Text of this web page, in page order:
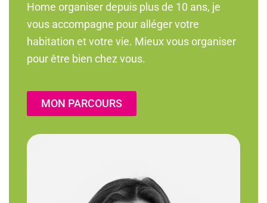
Home organiser depuis plus de 10 ans, je
vous accompagne pour alléger votre
habitation et votre vie. Mieux vous organiser
pour être bien chez vous.
MON PARCOURS